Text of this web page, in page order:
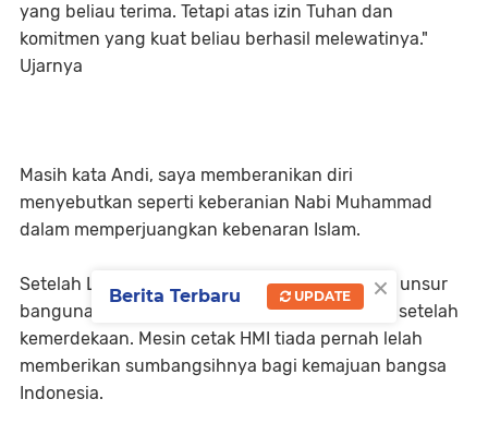
yang beliau terima. Tetapi atas izin Tuhan dan
komitmen yang kuat beliau berhasil melewatinya."
Ujarnya
Masih kata Andi, saya memberanikan diri
menyebutkan seperti keberanian Nabi Muhammad
dalam memperjuangkan kebenaran Islam.
Setelah Lafran berhasil meletakkan salah satu unsur
bangunan. Negara Indonesia Tepat dua tahun setelah
kemerdekaan. Mesin cetak HMI tiada pernah lelah
memberikan sumbangsihnya bagi kemajuan bangsa
Indonesia.
×
Berita Terbaru UPDATE